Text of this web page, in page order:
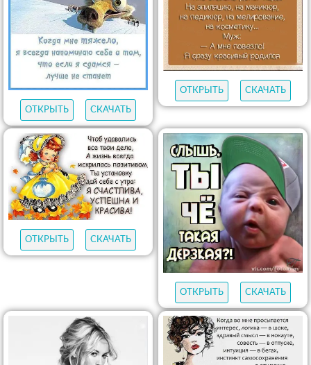
ОТКРЫТЬ СКАЧАТЬ
ОТКРЫТЬ СКАЧАТЬ
ОТКРЫТЬ СКАЧАТЬ
ОТКРЫТЬ СКАЧАТЬ